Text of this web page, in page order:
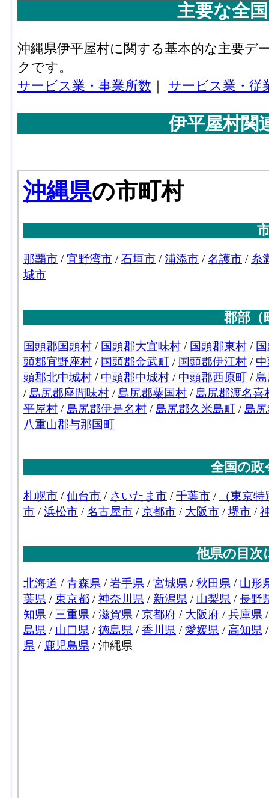
主要な全
沖縄県伊平屋村に関する基本的な主要デ
クです。
サービス業・事業所数
サービス業・従
伊平屋村関